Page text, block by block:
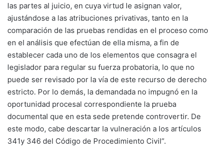
las partes al juicio, en cuya virtud le asignan valor,
ajustándose a las atribuciones privativas, tanto en la
comparación de las pruebas rendidas en el proceso como
en el análisis que efectúan de ella misma, a fin de
establecer cada uno de los elementos que consagra el
legislador para regular su fuerza probatoria, lo que no
puede ser revisado por la vía de este recurso de derecho
estricto. Por lo demás, la demandada no impugnó en la
oportunidad procesal correspondiente la prueba
documental que en esta sede pretende controvertir. De
este modo, cabe descartar la vulneración a los artículos
341y 346 del Código de Procedimiento Civil”.